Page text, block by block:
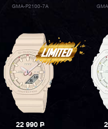
GMA-P2100-7A
22 990P